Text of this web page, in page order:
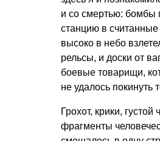
и со смертью: бомбы
станцию в
высоко в небо
рельсы, и доски от
боевые товарищи,
не удалось покинуть
Грохот, крики,
фрагменты